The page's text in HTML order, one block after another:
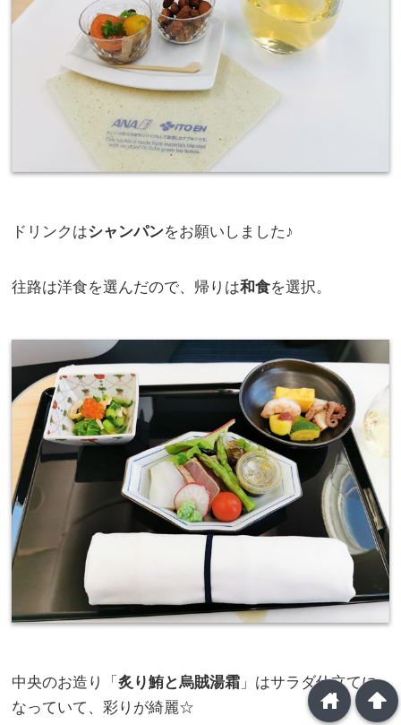
ドリンクはシャンパンをお願いしました♪
往路は洋食を選んだので、帰りは和食を選択。
中央のお造り「炙り鮪と烏賊湯霜 」はサラダ仕立てに
なっていて、彩りが綺麗☆
arrowup
home